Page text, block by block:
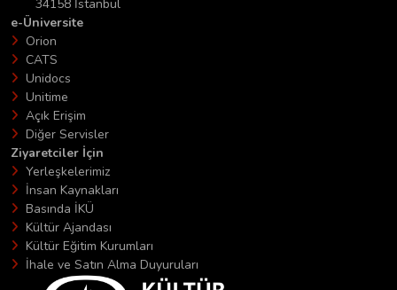
34158 İstanbul
e-Üniversite
Orion
CATS
Unidocs
Unitime
Açık Erişim
Diğer Servisler
Ziyaretciler İçin
Yerleşkelerimiz
İnsan Kaynakları
Basında İKÜ
Kültür Ajandası
Kültür Eğitim Kurumları
İhale ve Satın Alma Duyuruları